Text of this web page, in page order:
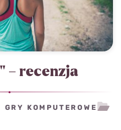
– recenzja
GRY KOMPUTEROWE